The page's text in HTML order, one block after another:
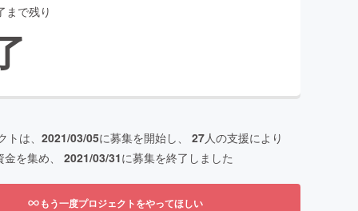
まで残り
は、 2021/03/05に募集を開始し、 27人の支援により
を集め、 2021/03/31に募集を終了しました
もう一度プロジェクトをやってほしい